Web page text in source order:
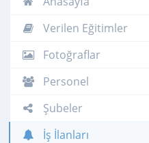
Verilen Eğitimler
Fotoğraflar
Personel
Şubeler
İş İlanları